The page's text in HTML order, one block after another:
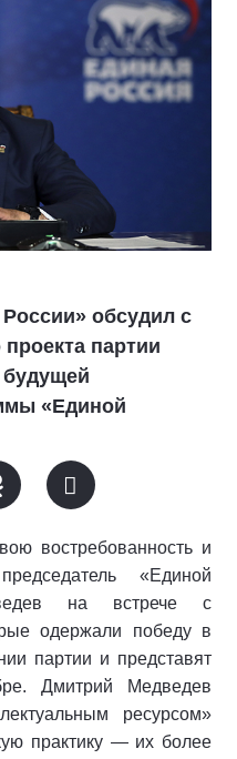
обсудил с
партии
«Единой
востребованность и
«Единой
на встрече с
одержали победу в
партии и представят
Дмитрий Медведев
ресурсом»
практику — их более